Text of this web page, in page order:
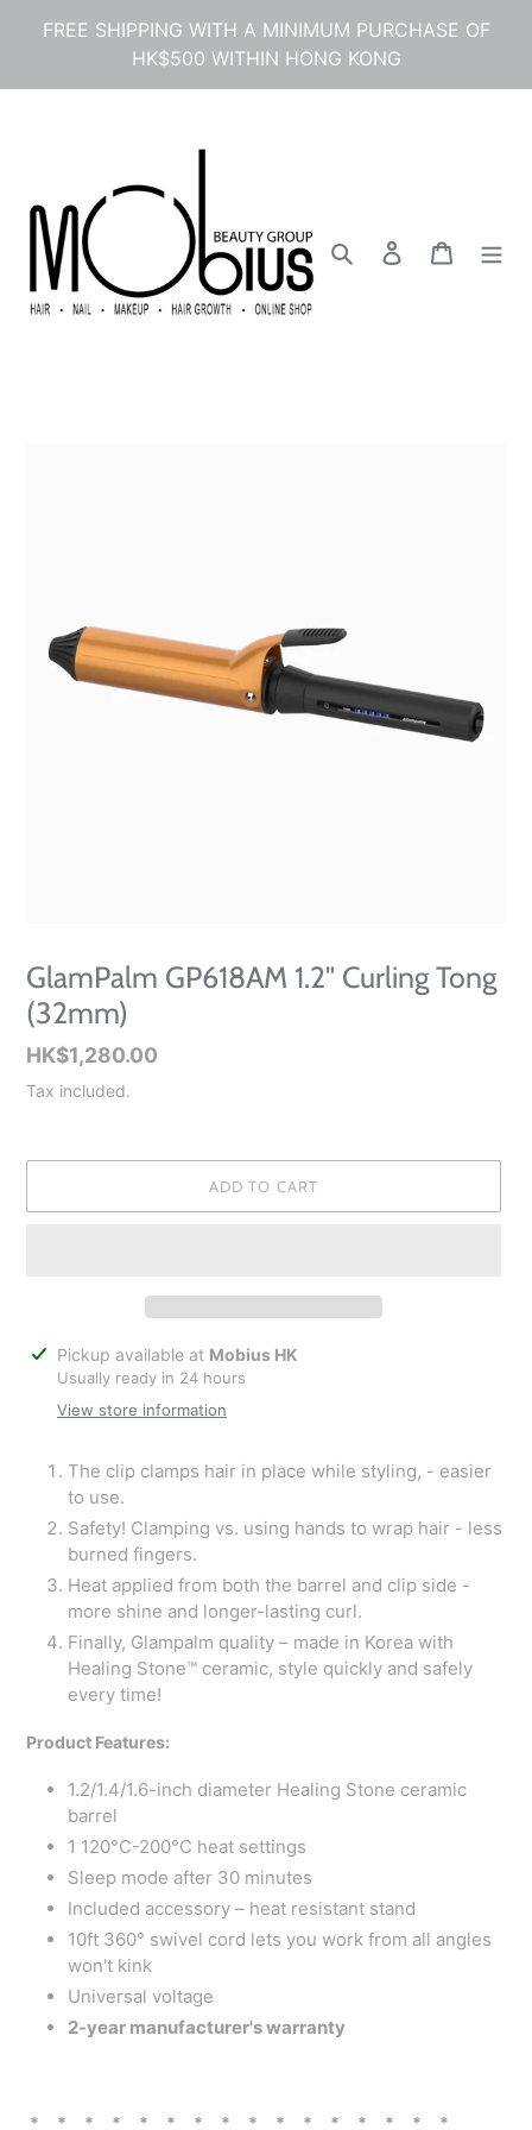
FREE SHIPPING WITH A MINIMUM PURCHASE OF
HK$500 WITHIN HONG KONG
Search Log in Cart
GlamPalm GP618AM 1.2" Curling Tong
(32mm)
Regular
price
HK$1,280.00
Tax included.
ADD TO CART
Adding
product
Pickup available at Mobius HK
Usually ready in 24 hours
View store information
The clip clamps hair in place while styling, - easier
to use.
Safety! Clamping vs. using hands to wrap hair - less
burned fingers.
Heat applied from both the barrel and clip side -
more shine and longer-lasting curl.
Finally, Glampalm quality – made in Korea with
Healing Stone™ ceramic, style quickly and safely
every time!
Product Features:
1.2/1.4/1.6-inch diameter Healing Stone ceramic
barrel
1 120°C-200°C heat settings
Sleep mode after 30 minutes
Included accessory – heat resistant stand
10ft 360° swivel cord lets you work from all angles
won't kink
Universal voltage
2-year manufacturer's warranty
* * * * * * * * * * * * * * * *